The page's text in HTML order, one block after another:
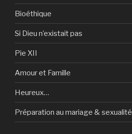
Bioéthique
Si Dieu n’existait pas
Pie XII
Amour et Famille
Heureux…
Préparation au mariage & sexualité